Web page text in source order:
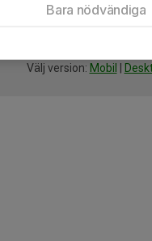
Välj version: Mobil
Bara nödvändiga